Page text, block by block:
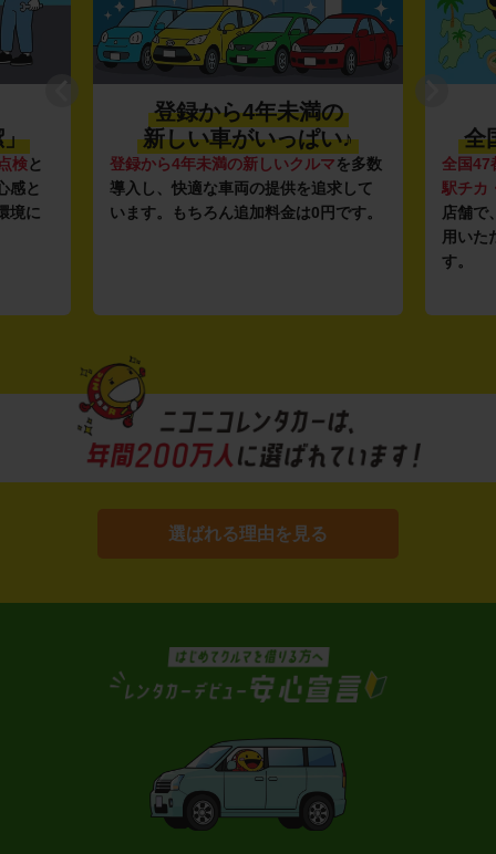
」
検と
感と
境に
登録から4年未満の
新しい車がいっぱい♪
登録から4年未満の新しいクルマを多数
導入し、快適な車両の提供を追求して
います。もちろん追加料金は0円です。
全
全国47
駅チカ
店舗で
用いた
す。
選ばれる理由を見る